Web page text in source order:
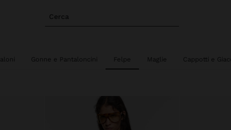
Cerca
Gonne e Pantaloncini Felpe Maglie Cappotti e